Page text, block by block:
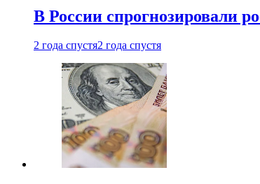
В России спрогнозировали
2 года спустя2 года спустя